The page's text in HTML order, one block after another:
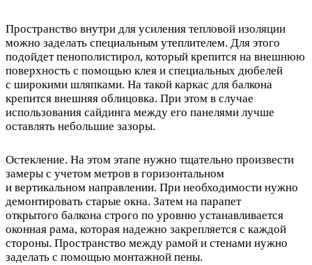
Пространство внутри для усиления тепловой изоляции
можно заделать специальным утеплителем. Для этого
подойдет пенополистирол, который крепится на внешнюю
поверхность с помощью клея и специальных дюбелей
с широкими шляпками. На такой каркас для балкона
крепится внешняя облицовка. При этом в случае
использования сайдинга между его панелями лучше
оставлять небольшие зазоры.
Остекление. На этом этапе нужно тщательно произвести
замеры с учетом метров в горизонтальном
и вертикальном направлении. При необходимости нужно
демонтировать старые окна. Затем на парапет
открытого балкона строго по уровню устанавливается
оконная рама, которая надежно закрепляется с каждой
стороны. Пространство между рамой и стенами нужно
заделать с помощью монтажной пены.